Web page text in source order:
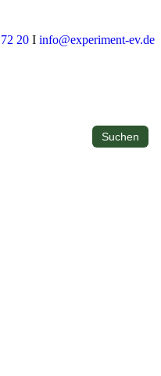
20 I info@experiment-ev.de